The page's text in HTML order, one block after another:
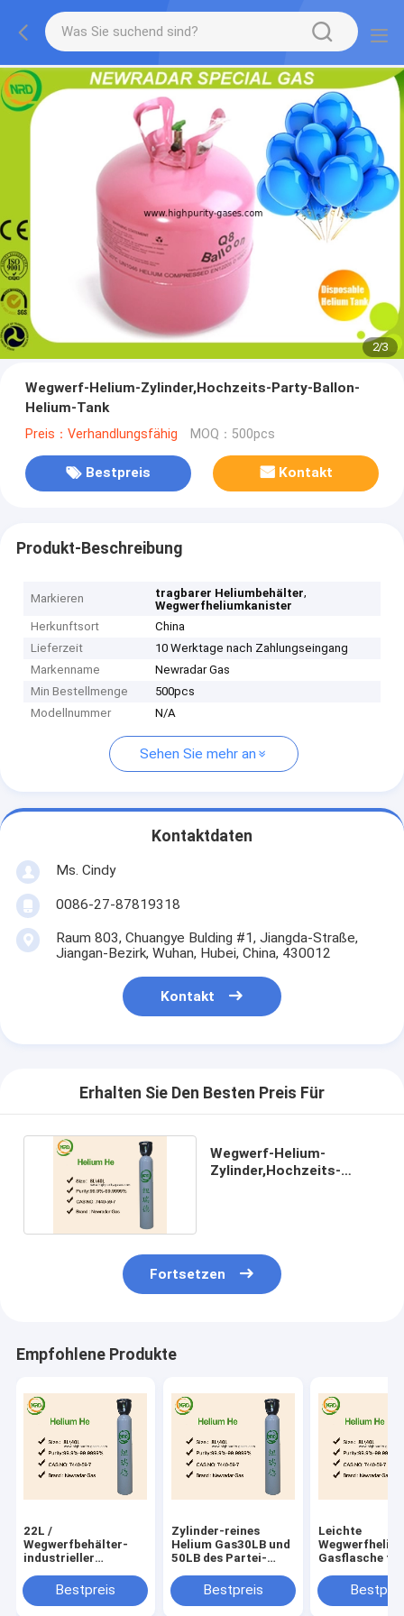
2/3
Wegwerf-Helium-Zylinder,Hochzeits-Party-Ballon-
Helium-Tank
Preis：Verhandlungsfähig MOQ：500pcs
Bestpreis Kontakt
Produkt-Beschreibung
Markieren tragbarer Heliumbehälter,
Wegwerfheliumkanister
Herkunftsort
China
Lieferzeit
10 Werktage nach Zahlungseingang
Markenname
Newradar Gas
Min Bestellmenge
500pcs
Modellnummer
N/A
Sehen Sie mehr an
Kontaktdaten
Ms. Cindy
0086-27-87819318
Raum 803, Chuangye Bulding #1, Jiangda-Straße,
Jiangan-Bezirk, Wuhan, Hubei, China, 430012
Kontakt
Erhalten Sie Den Besten Preis Für
Wegwerf-Helium-
Zylinder,Hochzeits-
Fortsetzen
Empfohlene Produkte
22L /
Wegwerfbehälter-
industrieller
des helium-13L
Bestpreis
Zylinder-reines
Helium Gas30LB und
50LB des Partei-
Bestpreis
Leichte
Gasflasche für